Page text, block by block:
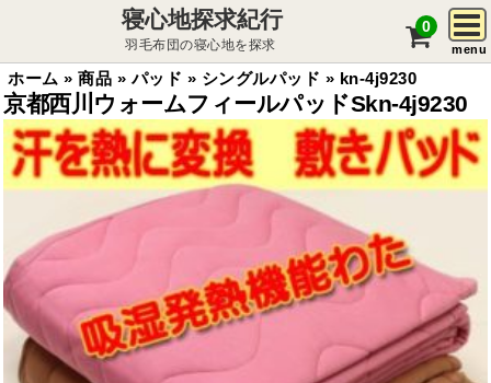
寝心地探求紀行
羽毛布団の寝心地を探求
0
menu
ホーム » 商品 »パッド » シングルパッド » kn-4j9230
京都西川ウォームフィールパッドSkn-4j9230